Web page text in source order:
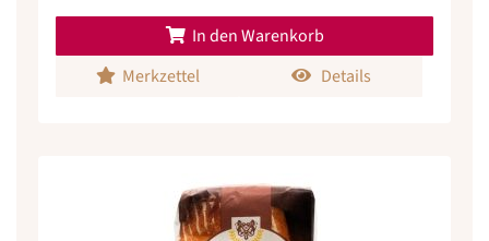
In den Warenkorb
Merkzettel
Details